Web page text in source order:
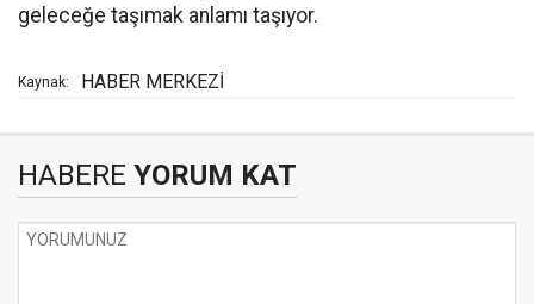
geleceğe taşımak anlamı taşıyor.
Kaynak: HABER MERKEZİ
HABERE YORUM KAT